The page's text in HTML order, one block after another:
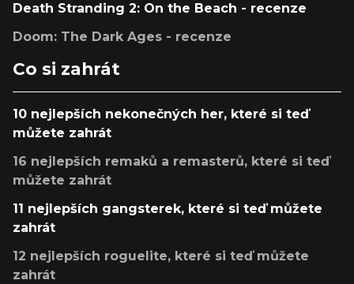
Death Stranding 2: On the Beach - recenze
Doom: The Dark Ages - recenze
Co si zahrát
10 nejlepších nekonečných her, které si teď
můžete zahrát
16 nejlepších remaků a remasterů, které si teď
můžete zahrát
11 nejlepších gangsterek, které si teď můžete
zahrát
12 nejlepších roguelite, které si teď můžete
zahrát